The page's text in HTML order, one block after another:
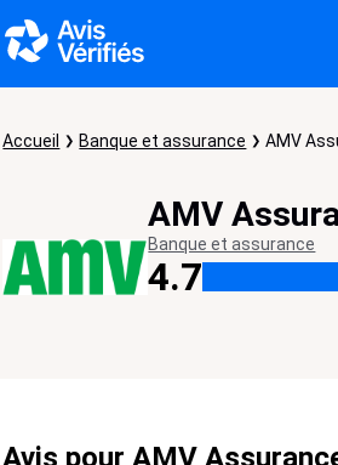
Accueil Banque et assurance AMV
AMV
Banque et assurance
4.7
Avis pour AMV